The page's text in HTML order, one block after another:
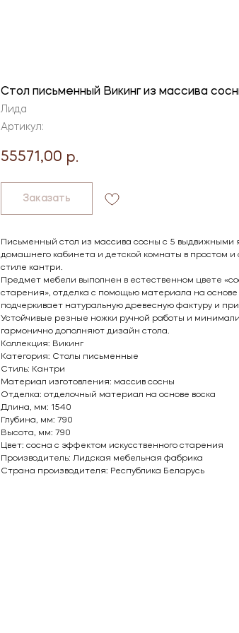
Стол письменный Викинг из массива
Лида
Артикул:
55571,00 р.
Заказать
Письменный стол из массива сосны с 5
домашнего кабинета и детской комнаты в простом и
стиле кантри.
Предмет мебели выполнен в естественном цвете
старения», отделка с помощью материала на основе
подчеркивает натуральную древесную фактуру и
Устойчивые резные ножки ручной работы и
гармонично дополняют дизайн стола.
Коллекция: Викинг
Категория: Столы письменные
Стиль: Кантри
Материал изготовления: массив сосны
Отделка: отделочный материал на основе воска
Длина, мм: 1540
Глубина, мм: 790
Высота, мм: 790
Цвет: сосна с эффектом искусственного старения
Производитель: Лидская мебельная фабрика
Страна производителя: Республика Беларусь